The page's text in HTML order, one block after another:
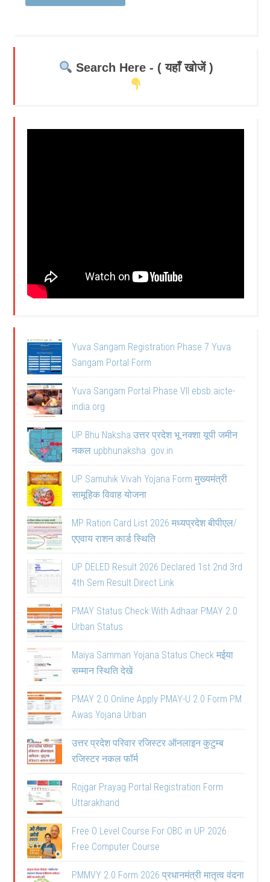
Search Here - ( यहाँ खोजें )
Yuva Sangam Registration Phase 7 Yuva
Sangam Portal Form
Yuva Sangam Portal Phase VII ebsb.aicte-
india.org
UP Bhu Naksha उत्तर प्रदेश भू नक्शा यूपी जमीन
नकल upbhunaksha .gov.in
UP Samuhik Vivah Yojana Form मुख्यमंत्री
सामूहिक विवाह योजना
MP Ration Card List 2026 मध्यप्रदेश बीपीएल/
एएवाय राशन कार्ड स्थिति
UP DELED Result 2026 Declared 1st 2nd 3rd
4th Sem Result Direct Link
PMAY Status Check With Adhaar PMAY 2.0
Urban Status
Maiya Samman Yojana Status Check मईया
सम्मान स्थिति देखें
PMAY 2.0 Online Apply PMAY-U 2.0 Form PM
Awas Yojana Urban
उत्तर प्रदेश परिवार रजिस्टर ऑनलाइन कुटुम्ब
रजिस्टर नकल फॉर्म
Rojgar Prayag Portal Registration Form
Uttarakhand
Free O Level Course For OBC in UP 2026
Free Computer Course
PMMVY 2.0 Form 2026 प्रधानमंत्री मातृत्व वंदना